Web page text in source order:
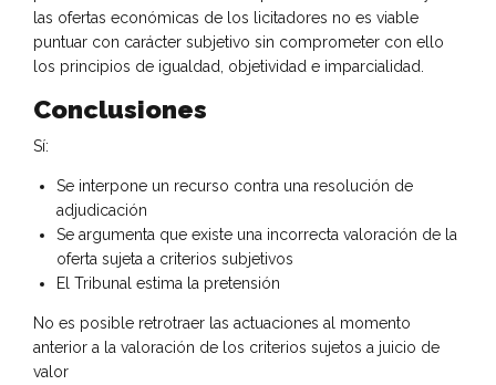
las ofertas económicas de los licitadores no es viable
puntuar con carácter subjetivo sin comprometer con ello
los principios de igualdad, objetividad e imparcialidad.
Conclusiones
Sí:
Se interpone un recurso contra una resolución de
adjudicación
Se argumenta que existe una incorrecta valoración de la
oferta sujeta a criterios subjetivos
El Tribunal estima la pretensión
No es posible retrotraer las actuaciones al momento
anterior a la valoración de los criterios sujetos a juicio de
valor